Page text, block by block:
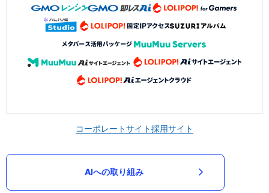
コーポレートサイト採用サイト
AIへの取り組み